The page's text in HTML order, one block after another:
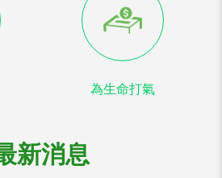
為生命打氣
新消息